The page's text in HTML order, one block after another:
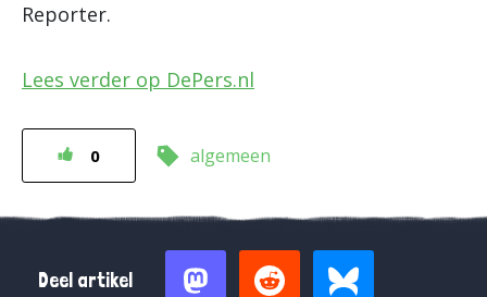
Reporter.
Lees verder op DePers.nl
0 algemeen
Deel artikel